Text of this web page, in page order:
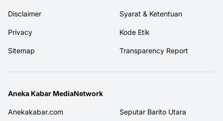
Disclaimer Syarat & Ketentuan
Privacy Kode Etik
Sitemap Transparency Report
Aneka Kabar MediaNetwork
Anekakabar.com Seputar Barito Utara